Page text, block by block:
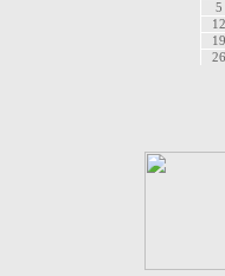
5
12
19
26